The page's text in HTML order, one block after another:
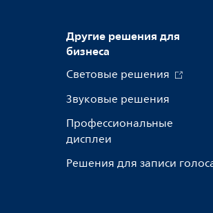
Другие решения для
бизнеса
Световые решения
Звуковые решения
Профессиональные
дисплеи
Решения для записи